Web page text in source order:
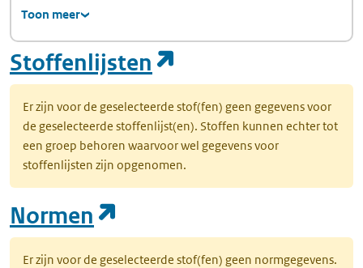
Toon meer
Stoffenlijsten
Er zijn voor de geselecteerde stof(fen) geen gegevens voor
de geselecteerde stoffenlijst(en). Stoffen kunnen echter tot
een groep behoren waarvoor wel gegevens voor
stoffenlijsten zijn opgenomen.
Normen
Er zijn voor de geselecteerde stof(fen) geen normgegevens.